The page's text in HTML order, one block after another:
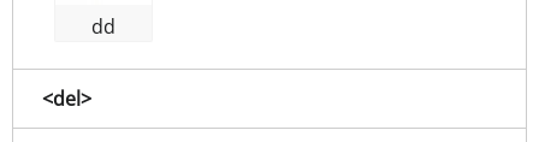
dd
<del>